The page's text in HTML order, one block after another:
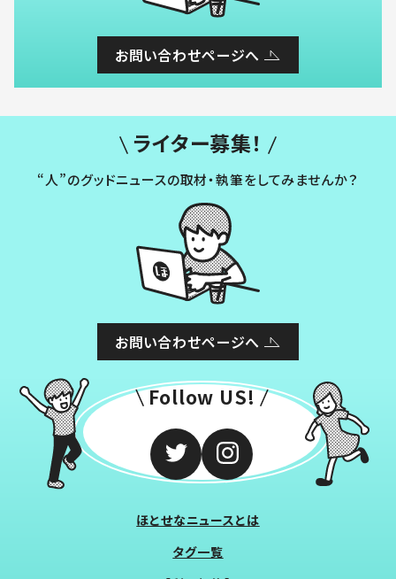
お問い合わせページへ
ライター募集！
“人”のグッドニュースの取材・執筆をしてみませんか？
お問い合わせページへ
Follow US!
ほとせなニュースとは
タグ一覧